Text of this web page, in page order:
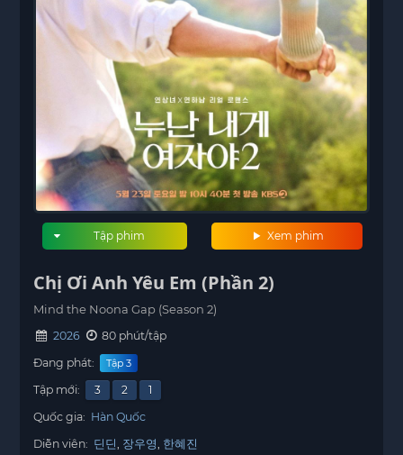
Xem phim
Tập phim
Chị Ơi Anh Yêu Em (Phần 2)
Mind the Noona Gap (Season 2)
2026
80 phút/tập
Đang phát:
Tập 3
Tập mới: 3 2
1
Quốc gia: Hàn Quốc
Diễn viên: 딘딘 장우영 한혜진